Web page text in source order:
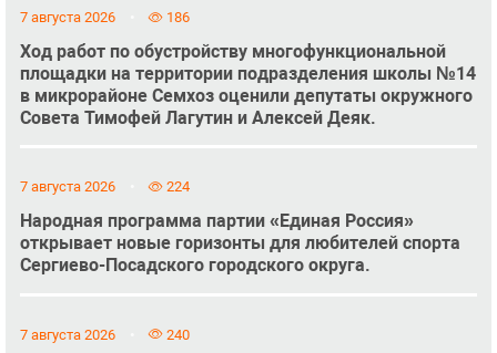
7 августа 2026 186
Ход работ по обустройству многофункциональной
площадки на территории подразделения школы №14
в микрорайоне Семхоз оценили депутаты окружного
Совета Тимофей Лагутин и Алексей Деяк.
7 августа 2026 224
Народная программа партии «Единая Россия»
открывает новые горизонты для любителей спорта
Сергиево-Посадского городского округа.
7 августа 2026 240